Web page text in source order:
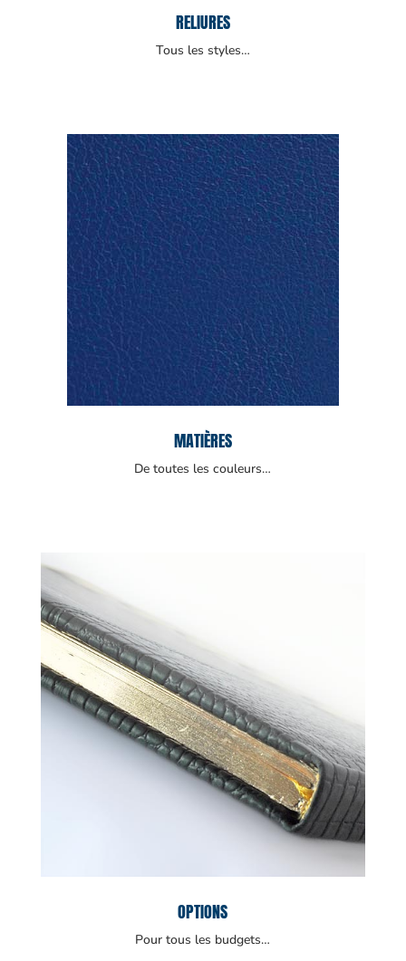
RELIURES
Tous les styles…
MATIÈRES
De toutes les couleurs…
OPTIONS
Pour tous les budgets…